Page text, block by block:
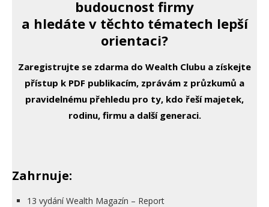
budoucnost firmy
a hledáte v těchto tématech lepší
orientaci?
Zaregistrujte se zdarma do Wealth Clubu a získejte
přístup k PDF publikacím, zprávám z průzkumů a
pravidelnému přehledu pro ty, kdo řeší majetek,
rodinu, firmu a další generaci.
Zahrnuje:
13 vydání Wealth Magazín – Report